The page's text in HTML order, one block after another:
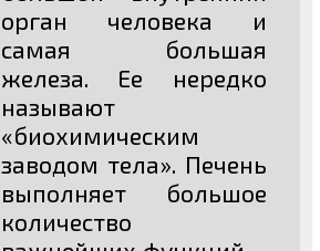
орган человека и
самая большая
железа. Ее нередко
называют
«биохимическим
заводом тела». Печень
выполняет большое
количество